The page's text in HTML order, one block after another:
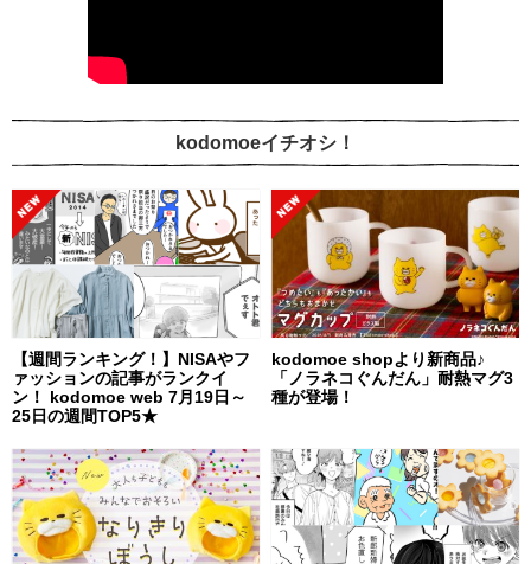
kodomoeイチオシ！
【週間ランキング！】NISAやフ
ァッションの記事がランクイ
ン！ kodomoe web 7月19日～
25日の週間TOP5★
kodomoe shopより新商品♪
「ノラネコぐんだん」耐熱マグ3
種が登場！